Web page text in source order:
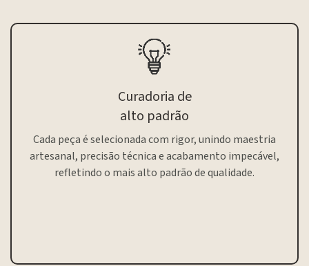
Curadoria de
alto padrão
Cada peça é selecionada com rigor, unindo maestria
artesanal, precisão técnica e acabamento impecável,
refletindo o mais alto padrão de qualidade.